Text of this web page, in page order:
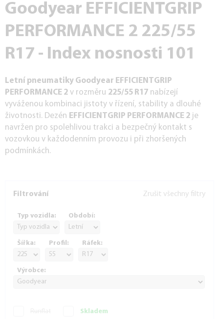
Goodyear EFFICIENTGRIP
PERFORMANCE 2 225/55
R17 - Index nosnosti 101
Letní pneumatiky Goodyear EFFICIENTGRIP
PERFORMANCE 2 v rozměru 225/55 R17 nabízejí
vyváženou kombinaci jistoty v řízení, stability a dlouhé
životnosti. Dezén EFFICIENTGRIP PERFORMANCE 2 je
navržen pro spolehlivou trakci a bezpečný kontakt s
vozovkou v každodenním provozu i při zhoršených
podmínkách.
Filtrování Zrušit všechny filtry
Typ vozidla: Období:
Šířka: Profil: Ráfek:
Výrobce:
Skladem